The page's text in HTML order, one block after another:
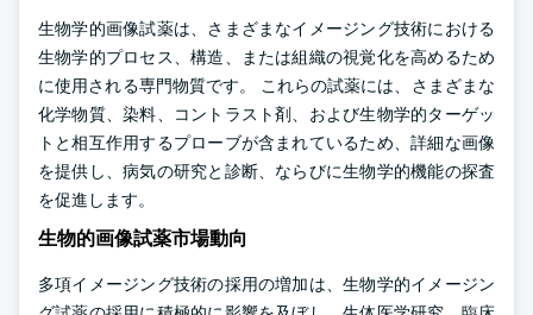
生物学的画像試薬は、さまざまなイメージング技術における
生物学的プロセス、構造、または組織の視覚化を高めるため
に使用される専門物質です。 これらの試薬には、さまざまな
化学物質、染料、コントラスト剤、および生物学的ターゲッ
トと相互作用するプローブが含まれているため、詳細な画像
を提供し、病気の研究と診断、ならびに生物学的機能の探査
を促進します。
生物的画像試薬市場動向
多項イメージング技術の採用の増加は、生物学的イメージン